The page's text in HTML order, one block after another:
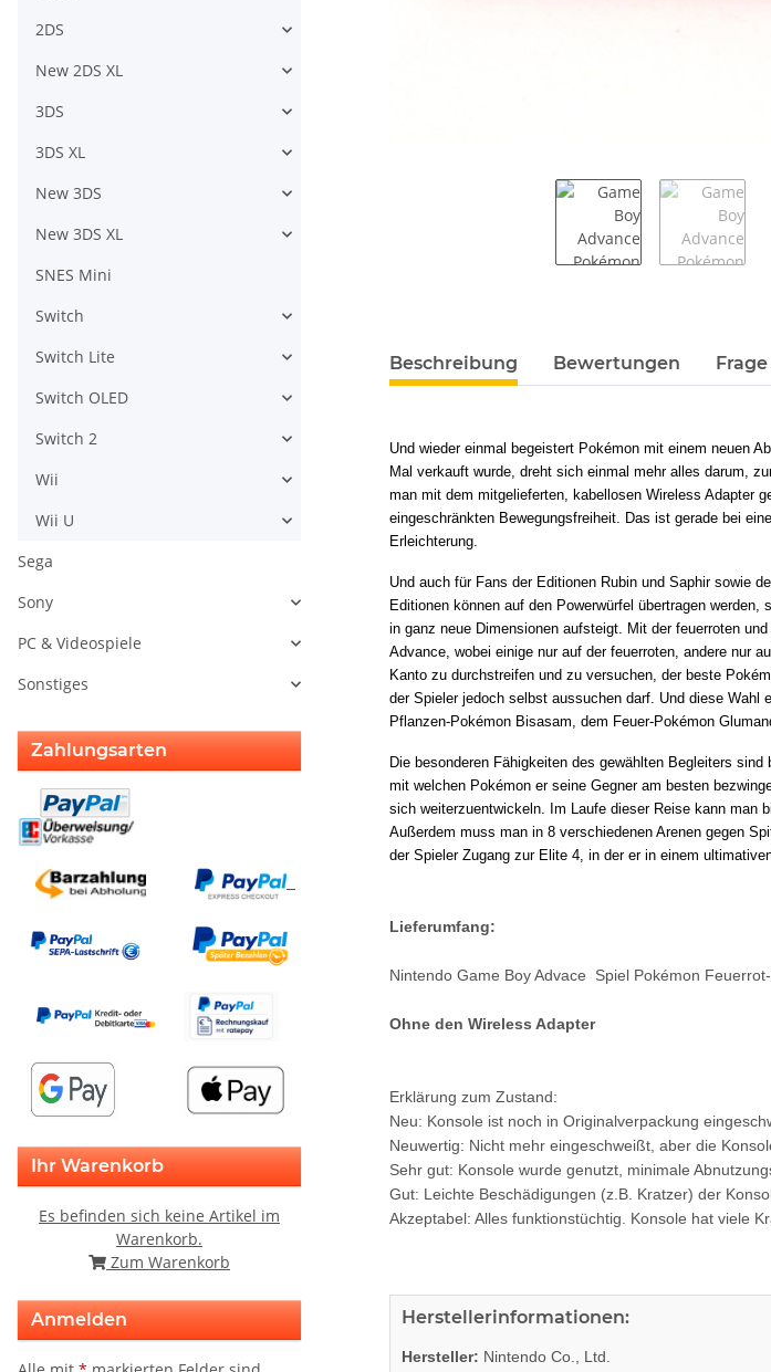
weitere Registerkarten anzeigen
Beschreibung Bewertungen
Und wieder einmal begeistert Pokémon mit einem neuen
Mal verkauft wurde, dreht sich einmal mehr alles darum,
man mit dem mitgelieferten, kabellosen Wireless Adapter
eingeschränkten Bewegungsfreiheit. Das ist gerade bei
Erleichterung.
Und auch für Fans der Editionen Rubin und Saphir sowie
Editionen können auf den Powerwürfel übertragen
in ganz neue Dimensionen aufsteigt. Mit der feuerroten
Advance, wobei einige nur auf der feuerroten, andere nur
Kanto zu durchstreifen und zu versuchen, der beste
der Spieler jedoch selbst aussuchen darf. Und diese
Pflanzen-Pokémon Bisasam, dem Feuer-Pokémon
Die besonderen Fähigkeiten des gewählten Begleiters
mit welchen Pokémon er seine Gegner am besten
sich weiterzuentwickeln. Im Laufe dieser Reise kann man
Außerdem muss man in 8 verschiedenen Arenen gegen
der Spieler Zugang zur Elite 4, in der er in einem
Lieferumfang:
Nintendo Game Boy Advace Spiel Pokémon
Ohne den Wireless Adapter
Erklärung zum Zustand:
Neu: Konsole ist noch in Originalverpackung
Neuwertig: Nicht mehr eingeschweißt, aber die
Sehr gut: Konsole wurde genutzt, minimale
Gut: Leichte Beschädigungen (z.B. Kratzer) der
Akzeptabel: Alles funktionstüchtig. Konsole hat viele
Herstellerinformationen:
Hersteller: Nintendo Co., Ltd.
2DS
New 2DS XL
3DS
3DS XL
New 3DS
New 3DS XL
SNES Mini
Switch
Switch Lite
Switch OLED
Switch 2
Wii
Wii U
Sega
Sony
PC & Videospiele
Sonstiges
Zahlungsarten
Ihr Warenkorb
Es befinden sich keine Artikel im
Warenkorb.
Zum Warenkorb
Anmelden